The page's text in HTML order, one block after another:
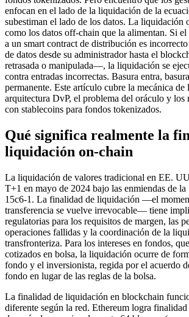
enfocan en el lado de la liquidación de la
subestiman el lado de los datos. La liquidación
como los datos off-chain que la alimentan. Si
a un smart contract de distribución es
de datos desde su administrador hasta el
retrasada o manipulada—, la liquidación se
contra entradas incorrectas. Basura entra,
permanente. Este artículo cubre la mecánica
arquitectura DvP, el problema del oráculo y los
con stablecoins para fondos tokenizados.
Qué significa realmente la
liquidación on-chain
La liquidación de valores tradicional en EE.
T+1 en mayo de 2024 bajo las enmiendas de la
15c6-1. La finalidad de liquidación —el
transferencia se vuelve irrevocable— tiene
regulatorias para los requisitos de margen, las
operaciones fallidas y la coordinación de la
transfronteriza. Para los intereses en fondos,
cotizados en bolsa, la liquidación ocurre de
fondo y el inversionista, regida por el acuerdo
fondo en lugar de las reglas de la bolsa.
La finalidad de liquidación en blockchain
diferente según la red. Ethereum logra